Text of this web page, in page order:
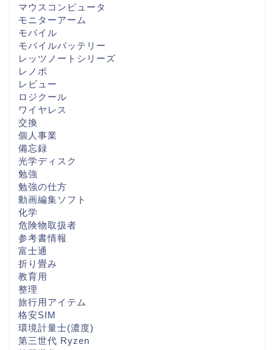
マウスコンピュータ
モニターアーム
モバイル
モバイルバッテリー
レッツノートシリーズ
レノボ
レビュー
ロジクール
ワイヤレス
交換
個人事業
備忘録
光学ディスク
勉強
勉強の仕方
動画編集ソフト
化学
危険物取扱者
参考書情報
富士通
折り畳み
教育用
整理
旅行用アイテム
格安SIM
環境計量士(濃度)
第三世代 Ryzen